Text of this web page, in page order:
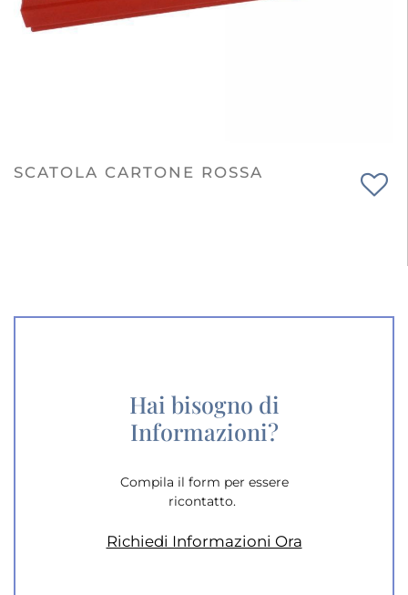
SCATOLA CARTONE ROSSA
Hai bisogno di
Informazioni?
Compila il form per essere
ricontatto.
Richiedi Informazioni Ora